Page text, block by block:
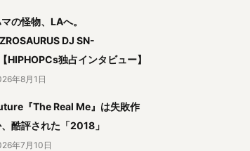
の怪物、LAへ。
DJ SN-
HIPHOPCs独占インタビュー】
年8月1日
『The Real Me』は失敗作
酷評された「2018」
年7月10日